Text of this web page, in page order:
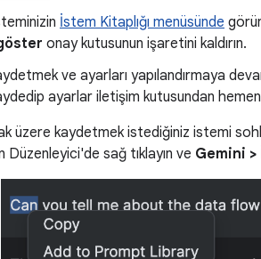
İstem Kitaplığı menüsünde
onay kutusunun işaretini kaldırın.
ve ayarları yapılandırmaya
ayarlar iletişim kutusundan hemen
üzere kaydetmek istediğiniz istemi
sağ tıklayın ve Gemini >